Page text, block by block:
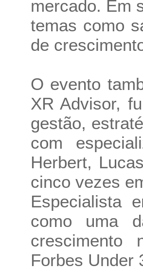
mercado. Em
temas como
de
O evento
XR Advisor,
gestão,
com
Herbert,
cinco vezes
Especialista
como uma
crescimento
Forbes Under